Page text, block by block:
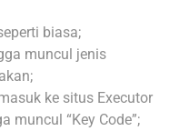
biasa;
muncul jenis
ke situs Executor
muncul “Key Code”;